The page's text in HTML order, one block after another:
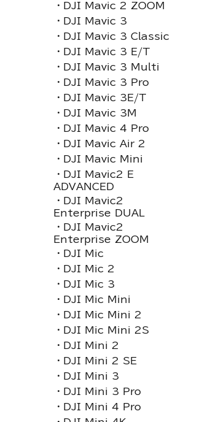
・DJI Mavic 2 ZOOM
・DJI Mavic 3
・DJI Mavic 3 Classic
・DJI Mavic 3 E/T
・DJI Mavic 3 Multi
・DJI Mavic 3 Pro
・DJI Mavic 3E/T
・DJI Mavic 3M
・DJI Mavic 4 Pro
・DJI Mavic Air 2
・DJI Mavic Mini
・DJI Mavic2 E
ADVANCED
・DJI Mavic2
Enterprise DUAL
・DJI Mavic2
Enterprise ZOOM
・DJI Mic
・DJI Mic 2
・DJI Mic 3
・DJI Mic Mini
・DJI Mic Mini 2
・DJI Mic Mini 2S
・DJI Mini 2
・DJI Mini 2 SE
・DJI Mini 3
・DJI Mini 3 Pro
・DJI Mini 4 Pro